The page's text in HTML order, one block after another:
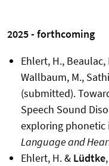
2025 - forthcoming
Ehlert, H., Beaulac,
Wallbaum, M.,
(submitted).
Speech Sound
exploring phonetic
Language and
Ehlert, H. & Lüdtke